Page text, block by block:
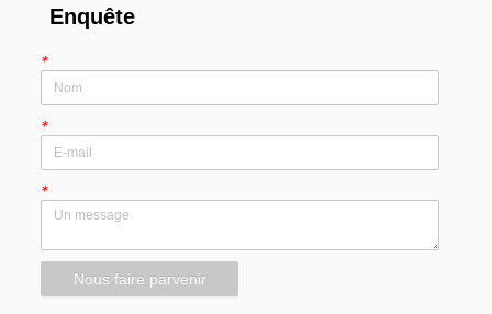
Enquête
*
*
*
Nous faire parvenir